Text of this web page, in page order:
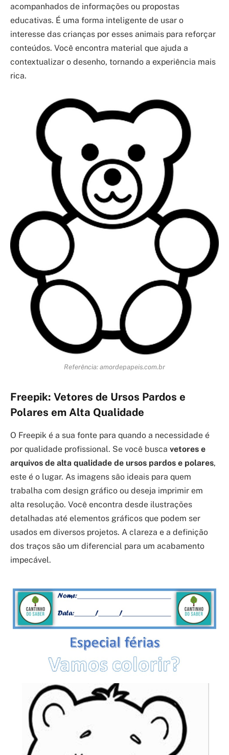
acompanhados de informações ou propostas
educativas. É uma forma inteligente de usar o
interesse das crianças por esses animais para reforçar
conteúdos. Você encontra material que ajuda a
contextualizar o desenho, tornando a experiência mais
rica.
Referência: amordepapeis.com.br
Freepik: Vetores de Ursos Pardos e
Polares em Alta Qualidade
O Freepik é a sua fonte para quando a necessidade é
por qualidade profissional. Se você busca vetores e
arquivos de alta qualidade de ursos pardos e polares,
este é o lugar. As imagens são ideais para quem
trabalha com design gráfico ou deseja imprimir em
alta resolução. Você encontra desde ilustrações
detalhadas até elementos gráficos que podem ser
usados em diversos projetos. A clareza e a definição
dos traços são um diferencial para um acabamento
impecável.